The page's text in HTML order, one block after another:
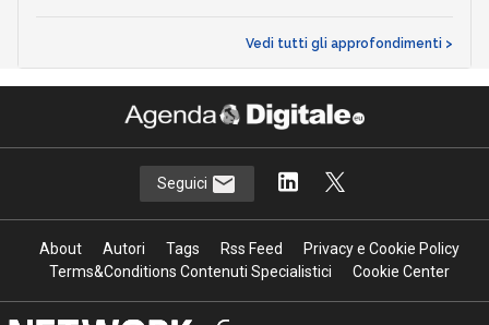
Vedi tutti gli approfondimenti >
Seguici
About Autori Tags Rss Feed
Privacy e Cookie Policy
Terms&Conditions Contenuti Specialistici
Cookie Center